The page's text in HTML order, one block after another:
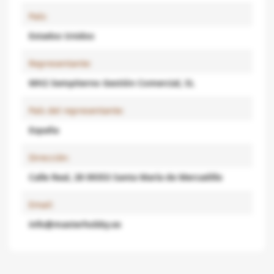
País:
Estados Unidos
Representante:
MH2 Sempiterno Gestión Comercial, SL
País del representante:
España
Dirección:
Calle Real, 28 09353 Santa María de Mercadillo
Email:
info@masterhobby.es